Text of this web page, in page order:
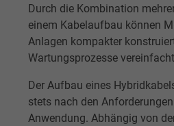
Durch die Kombination
einem Kabelaufbau können
Anlagen kompakter
Wartungsprozesse
Der Aufbau eines
stets nach den
Anwendung. Abhängig von